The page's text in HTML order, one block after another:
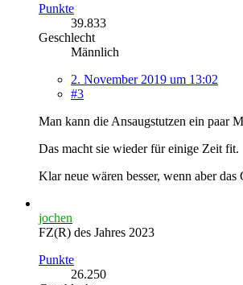
Punkte
39.833
Geschlecht
Männlich
2. November 2019 um 13:02
#3
Man kann die Ansaugstutzen ein paar
Das macht sie wieder für einige Zeit fit.
Klar neue wären besser, wenn aber
jochen
FZ(R) des Jahres 2023
Punkte
26.250